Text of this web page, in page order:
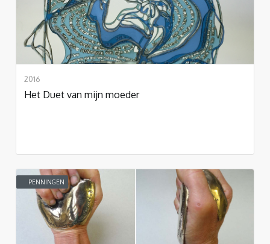
2016
Het Duet van mijn moeder
PENNINGEN